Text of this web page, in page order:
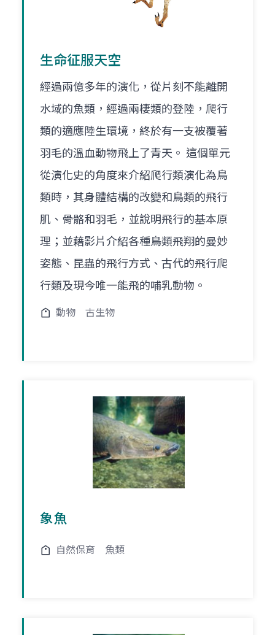
生命征服天空
經過兩億多年的演化，從片刻不能離開
水域的魚類，經過兩棲類的登陸，爬行
類的適應陸生環境，終於有一支被覆著
羽毛的溫血動物飛上了青天。 這個單元
從演化史的角度來介紹爬行類演化為鳥
類時，其身體結構的改變和鳥類的飛行
肌、骨骼和羽毛，並說明飛行的基本原
理；並藉影片介紹各種鳥類飛翔的曼妙
姿態、昆蟲的飛行方式、古代的飛行爬
行類及現今唯一能飛的哺乳動物。
動物 古生物
象魚
自然保育 魚類